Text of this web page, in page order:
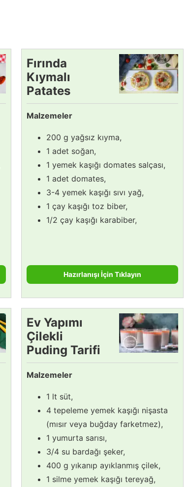
Fırında
Kıymalı
Patates
Dolması
Malzemeler
200 g yağsız kıyma,
1 adet soğan,
1 yemek kaşığı domates salçası,
1 adet domates,
3-4 yemek kaşığı sıvı yağ,
1 çay kaşığı toz biber,
1/2 çay kaşığı karabiber,
Hazırlanışı İçin Tıklayın
Ev Yapımı
Çilekli
Puding Tarifi
Malzemeler
1 lt süt,
4 tepeleme yemek kaşığı nişasta
(mısır veya buğday farketmez),
1 yumurta sarısı,
3/4 su bardağı şeker,
400 g yıkanıp ayıklanmış çilek,
1 silme yemek kaşığı tereyağ,